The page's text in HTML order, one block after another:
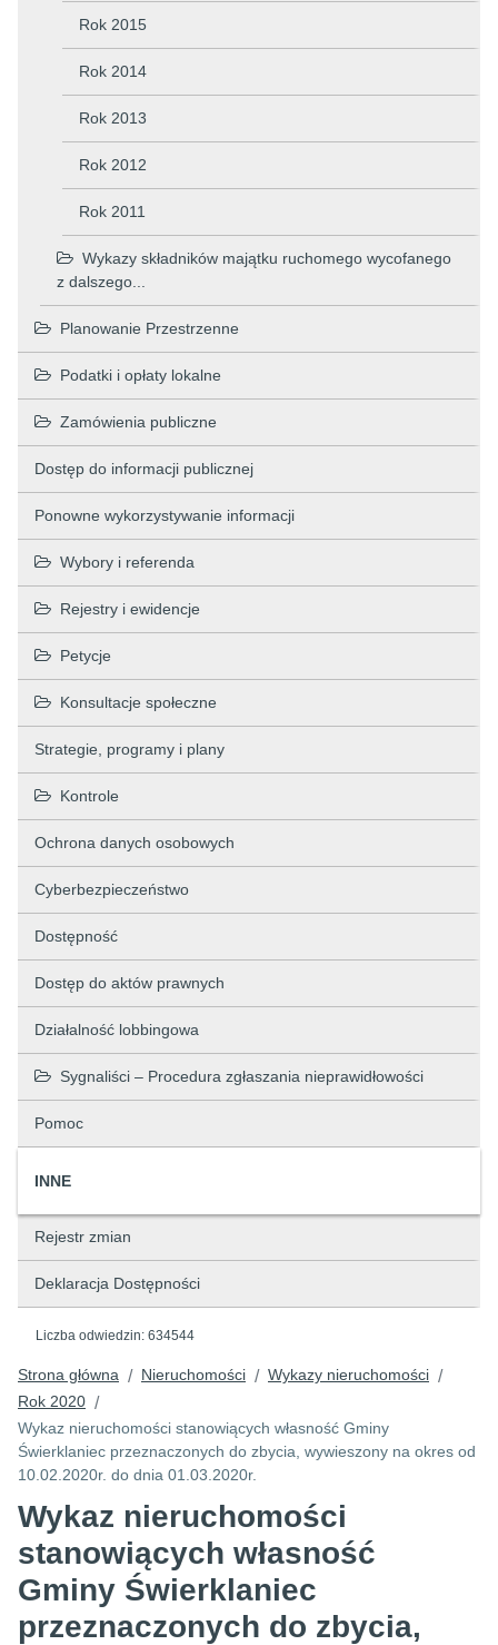
Rok 2015
Rok 2014
Rok 2013
Rok 2012
Rok 2011
Wykazy składników majątku ruchomego wycofanego
z dalszego...
Planowanie Przestrzenne
Podatki i opłaty lokalne
Zamówienia publiczne
Dostęp do informacji publicznej
Ponowne wykorzystywanie informacji
Wybory i referenda
Rejestry i ewidencje
Petycje
Konsultacje społeczne
Strategie, programy i plany
Kontrole
Ochrona danych osobowych
Cyberbezpieczeństwo
Dostępność
Dostęp do aktów prawnych
Działalność lobbingowa
Sygnaliści – Procedura zgłaszania nieprawidłowości
Pomoc
INNE
Rejestr zmian
Deklaracja Dostępności
Liczba odwiedzin: 634544
Strona główna / Nieruchomości / Wykazy nieruchomości /
Rok 2020 /
Wykaz nieruchomości stanowiących własność Gminy
Świerklaniec przeznaczonych do zbycia, wywieszony na okres od
10.02.2020r. do dnia 01.03.2020r.
Wykaz nieruchomości
stanowiących własność
Gminy Świerklaniec
przeznaczonych do zbycia,